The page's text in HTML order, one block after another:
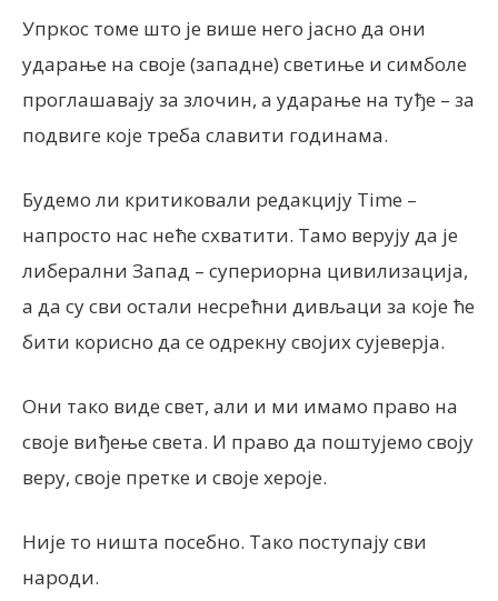
Упркос томе што је више него јасно да они
ударање на своје (западне) светиње и симболе
проглашавају за злочин, а ударање на туђе – за
подвиге које треба славити годинама.
Будемо ли критиковали редакцију Time –
напросто нас неће схватити. Тамо верују да је
либерални Запад – супериорна цивилизација,
а да су сви остали несрећни дивљаци за које ће
бити корисно да се одрекну својих сујеверја.
Они тако виде свет, али и ми имамо право на
своје виђење света. И право да поштујемо своју
веру, своје претке и своје хероје.
Није то ништа посебно. Тако поступају сви
народи.